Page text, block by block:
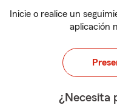
Inicie o realice un
aplicación
¿Necesita